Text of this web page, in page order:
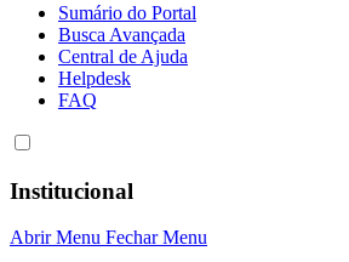
Sumário do Portal
Busca Avançada
Central de Ajuda
Helpdesk
FAQ
Institucional
Abrir Menu Fechar Menu